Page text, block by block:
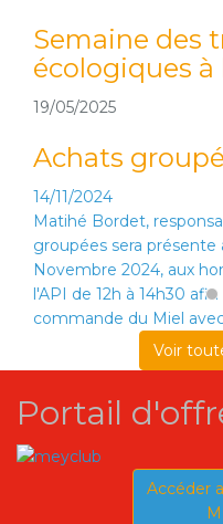
Semaine des
écologiques à
19/05/2025
Achats
14/11/2024
Matihé Bordet,
groupées sera présente
Novembre 2024, aux
l'API de 12h à 14h30
commande du Miel
Voir
Portail
Accéder